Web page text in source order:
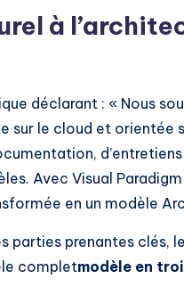
à
déclarant : « Nous
sur le cloud et orientée
Avec Visual
en un modèle
parties prenantes
completmodèle en